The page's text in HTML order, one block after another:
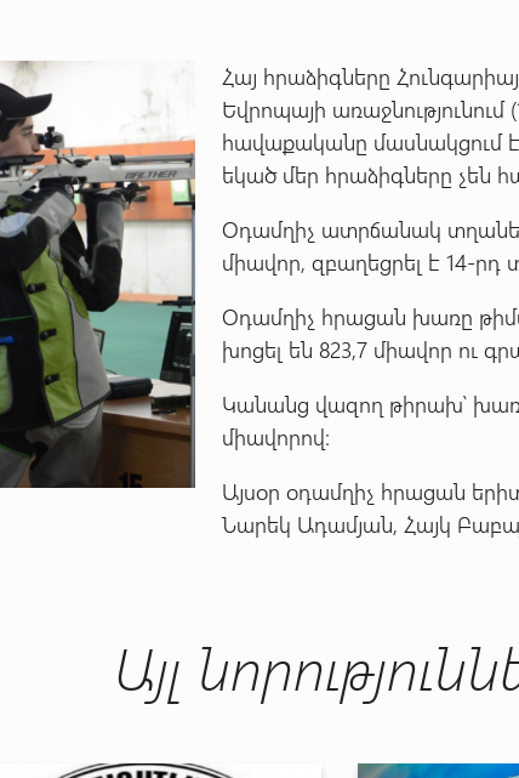
Հայ հրաձիգները
Եվրոպայի
հավաքականը մասնակցում է
եկած մեր հրաձիգները չեն
Օդամղիչ ատրճանակ
միավոր, զբաղեցրել է 14-րդ
Օդամղիչ հրացան խառը
խոցել են 823,7 միավոր ու
Կանանց վազող թիրախ՝
միավորով:
Այսօր օդամղիչ հրացան
Նարեկ Ադամյան, Հայկ
Այլ